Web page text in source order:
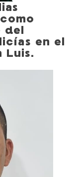
del
en el
Luis.